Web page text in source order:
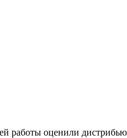
работы оценили